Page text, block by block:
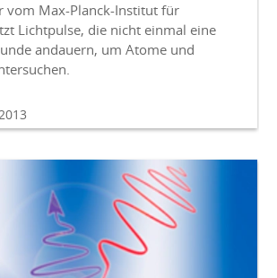
vom Max-Planck-Institut für
Lichtpulse, die nicht einmal eine
andauern, um Atome und